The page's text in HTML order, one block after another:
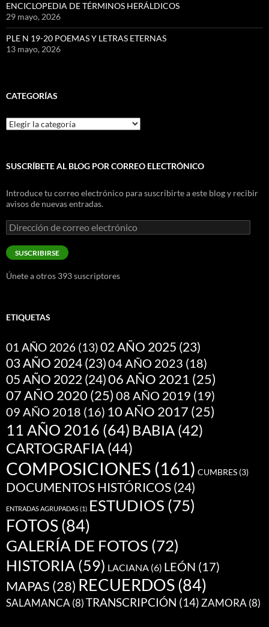
ENCICLOPEDIA DE TÉRMINOS HERÁLDICOS
29 mayo, 2026
PLE N 19-20 POEMAS Y LETRAS ETERNAS
13 mayo, 2026
CATEGORÍAS
Categorías
SUSCRÍBETE AL BLOG POR CORREO ELECTRÓNICO
Introduce tu correo electrónico para suscribirte a este blog y recibir
avisos de nuevas entradas.
Dirección
de
correo
electrónico
SUSCRIBIRSE
Únete a otros 393 suscriptores
ETIQUETAS
01 AÑO 2026 (13)02 AÑO 2025 (23)
03 AÑO 2024(23)04 AÑO 2023 (18)
05 AÑO 2022 (24)06 AÑO 2021 (25)
07 AÑO 2020 (25) 08 AÑO 2019 (19)
09 AÑO 2018 (16) 10 AÑO 2017 (25)
11 AÑO 2016 (64) BABIA (42)
CARTOGRAFIA (44)
COMPOSICIONES (161) CUMBRES (3)
DOCUMENTOS HISTÓRICOS(24)
ENTRADAS AGRUPADAS(1) ESTUDIOS (75)
FOTOS(84)
GALERÍA DE FOTOS (72)
HISTORIA (59) LACIANA (6) LEÓN (17)
MAPAS (28) RECUERDOS(84)
SALAMANCA (8)TRANSCRIPCIÓN (14) ZAMORA (8)